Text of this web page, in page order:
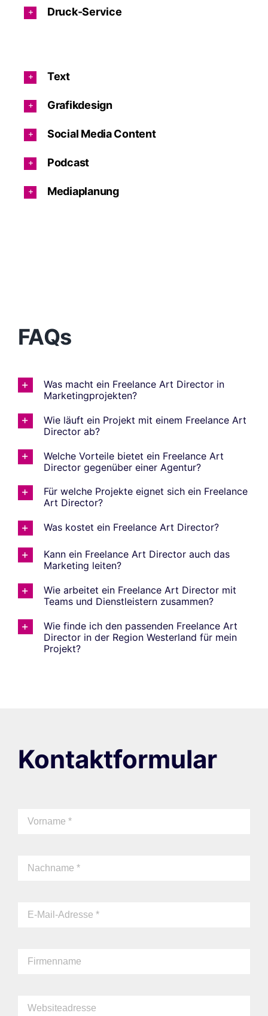
Druck-Service
Text
Grafikdesign
Social Media Content
Podcast
Mediaplanung
FAQs
Was macht ein Freelance Art Director in
Marketingprojekten?
Wie läuft ein Projekt mit einem Freelance Art
Director ab?
Welche Vorteile bietet ein Freelance Art
Director gegenüber einer Agentur?
Für welche Projekte eignet sich ein Freelance
Art Director?
Was kostet ein Freelance Art Director?
Kann ein Freelance Art Director auch das
Marketing leiten?
Wie arbeitet ein Freelance Art Director mit
Teams und Dienstleistern zusammen?
Wie finde ich den passenden Freelance Art
Director in der Region Westerland für mein
Projekt?
Kontaktformular